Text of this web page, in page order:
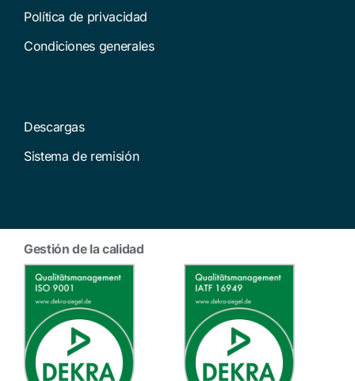
Política de privacidad
Condiciones generales
Descargas
Sistema de remisión
Gestión de la calidad